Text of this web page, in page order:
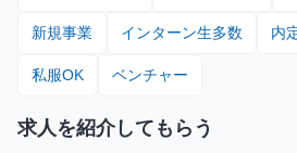
新規事業 インターン生多数 内
私服OK ベンチャー
求人を紹介してもらう